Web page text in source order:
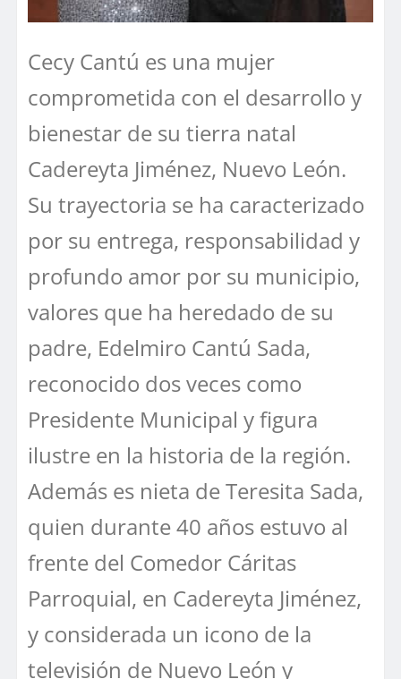
Cecy Cantú es una mujer
comprometida con el desarrollo y
bienestar de su tierra natal
Cadereyta Jiménez, Nuevo León.
Su trayectoria se ha caracterizado
por su entrega, responsabilidad y
profundo amor por su municipio,
valores que ha heredado de su
padre, Edelmiro Cantú Sada,
reconocido dos veces como
Presidente Municipal y figura
ilustre en la historia de la región.
Además es nieta de Teresita Sada,
quien durante 40 años estuvo al
frente del Comedor Cáritas
Parroquial, en Cadereyta Jiménez,
y considerada un icono de la
televisión de Nuevo León y